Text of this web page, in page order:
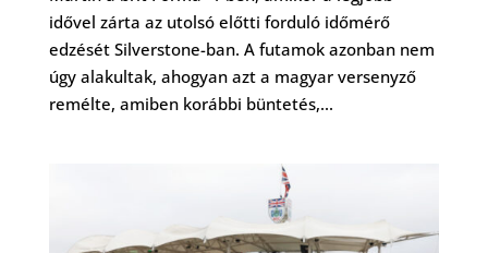
idővel zárta az utolsó előtti forduló időmérő
edzését Silverstone-ban. A futamok azonban nem
úgy alakultak, ahogyan azt a magyar versenyző
remélte, amiben korábbi büntetés,...